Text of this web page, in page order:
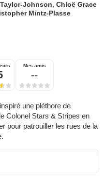
Johnson,Chloë Grace
Mintz-Plasse
Mes amis
--
une pléthore de
Colonel Stars & Stripes en
pour patrouiller les rues de la